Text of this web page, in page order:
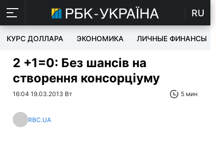
RU
КУРС ДОЛЛАРА ЭКОНОМИКА ЛИЧНЫЕ ФИНАНСЫ
2 +1=0: Без шансів на
створення консорціуму
16:04 19.03.2013 Вт 5 мин
RBC.UA